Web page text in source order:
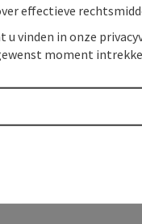
effectieve
vinden in onze
moment